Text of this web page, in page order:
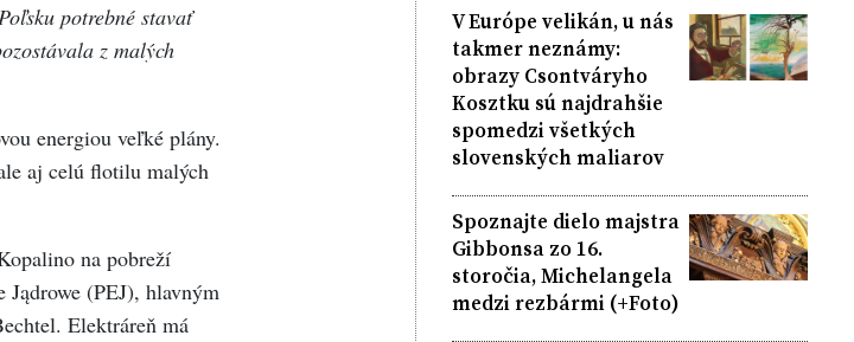
potrebné stavať
z malých
energiou veľké plány.
aj celú flotilu malých
na pobreží
(PEJ), hlavným
Elektráreň má
V Európe velikán, u nás
takmer neznámy:
obrazy Csontváryho
Kosztku sú najdrahšie
spomedzi všetkých
slovenských maliarov
Spoznajte dielo majstra
Gibbonsa zo 16.
storočia, Michelangela
medzi rezbármi (+Foto)